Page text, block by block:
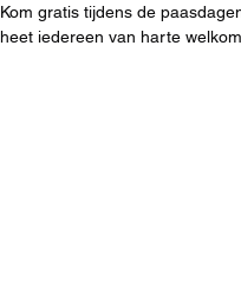
Kom gratis tijdens de
heet iedereen van harte